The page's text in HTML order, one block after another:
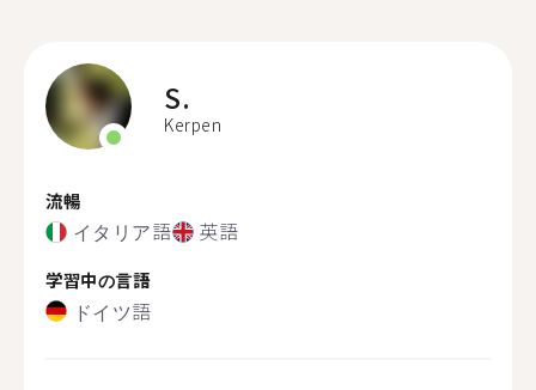
S.
Kerpen
流暢
イタリア語 英語
学習中の言語
ドイツ語